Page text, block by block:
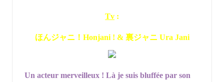
Tv :
ほんジャニ！Honjani ! & 裏ジャニ Ura Jani
Un acteur merveilleux ! Là je suis bluffée par son